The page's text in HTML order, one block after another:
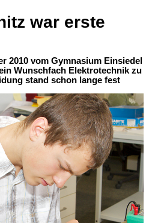
war erste
2010 vom Gymnasium Einsiedel
Wunschfach Elektrotechnik zu
stand schon lange fest